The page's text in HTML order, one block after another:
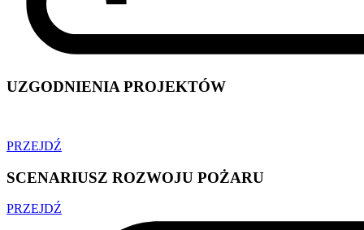
UZGODNIENIA PROJEKTÓW
PRZEJDŹ
SCENARIUSZ ROZWOJU POŻARU
PRZEJDŹ